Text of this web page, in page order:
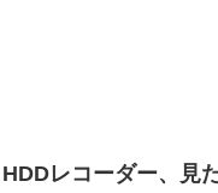
HDDレコーダー、見